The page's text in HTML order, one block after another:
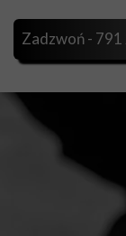
Zadzwoń -